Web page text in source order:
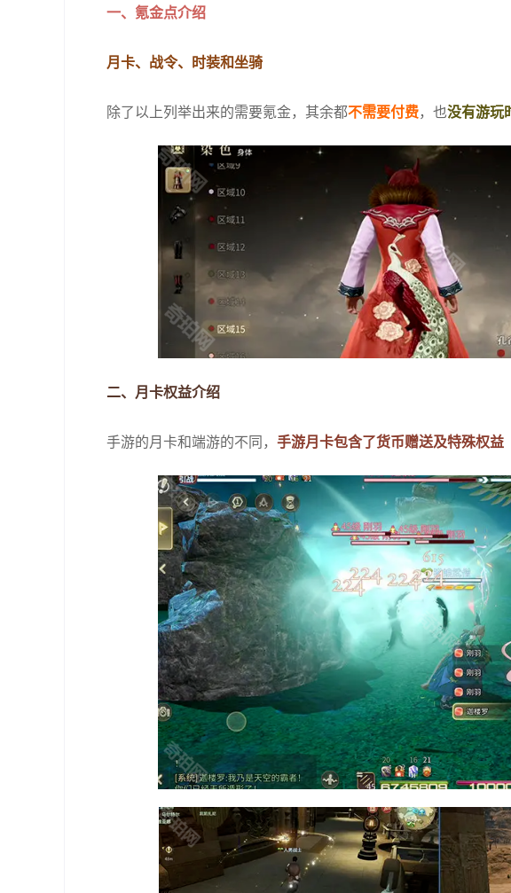
一、氪金点介绍
月卡、战令、时装和坐骑
除了以上列举出来的需要氪金，其余都不需要付费，也没有游玩
二、月卡权益介绍
手游的月卡和端游的不同， 手游月卡包含了货币赠送及特殊权益